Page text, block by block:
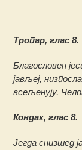
Тропар, глас 8.
Благословен
јављеј,
всељенују,
Кондак, глас 8.
Јегда снизшед